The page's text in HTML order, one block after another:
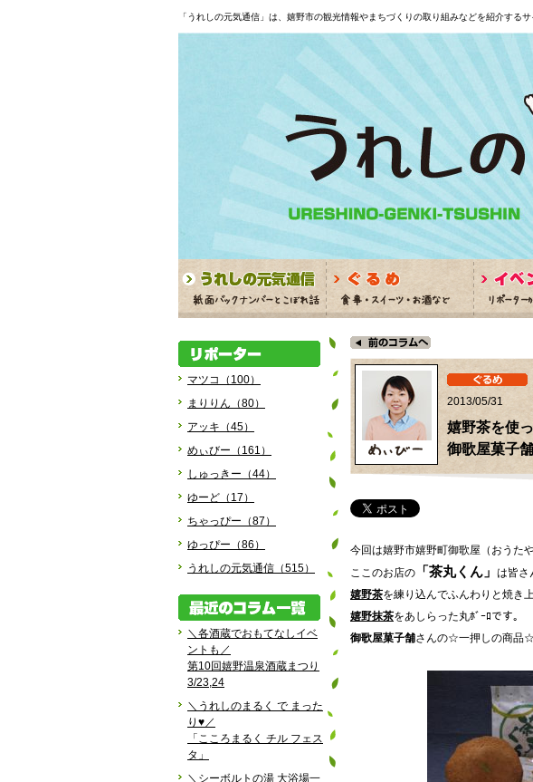
「うれしの元気通信」は、嬉野市の観光情報やまちづくりの取り組みなどを紹介するサ
マツコ（100）
まりりん（80）
アッキ（45）
めぃびー（161）
しゅっきー（44）
ゆーど（17）
ちゃっぴー（87）
ゆっぴー（86）
うれしの元気通信（515）
＼各酒蔵でおもてなしイベ
ントも／
第10回嬉野温泉酒蔵まつり
3/23,24
＼うれしのまるく で まった
り♥／
「こころまるく チル フェス
タ」
＼シーボルトの湯 大浴場一
2013/05/31
嬉野茶を使
御歌屋菓子
今回は嬉野市嬉野町御歌屋（おうた
ここのお店の
「茶丸くん」 は皆さ
嬉野茶を練り込んでふんわりと焼き
嬉野抹茶をあしらった丸ﾎﾞｰﾛです。
御歌屋菓子舗さんの☆一押しの商品☆